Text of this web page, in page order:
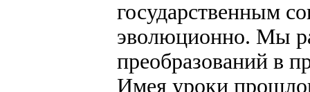
государственным
эволюционно. Мы
преобразований в
Имея уроки